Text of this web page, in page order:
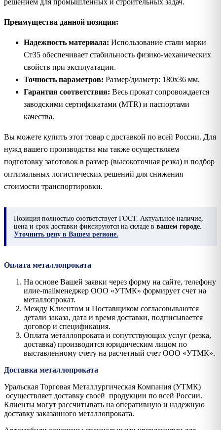
Преимущества данной позиции:
Надежность материала: Использование стали марки
Ст35 обеспечивает стабильность физико-механических
свойств при эксплуатации.
Точность параметров: Размер/диаметр: 180х36 мм.
Гарантия соответствия: Весь прокат сопровождается
заводскими сертификатами (MTR) и паспортами
качества.
Вы можете купить этот товар с доставкой по всей России. Для
нужд вашего производства мы также осуществляем
подготовку заготовок в размер (высокоточная резка) и подбор
оптимальных логистических решений для снижения
стоимости транспортировки.
Позиция полностью соответствует ГОСТ. Актуальное наличие,
цена и срок доставки фиксируются на складе в вашем городе
Уточнить цену в Вашем регионе.
Оплата металлопроката
На основе Вашей заявки через форму на сайте, телефону
илиe-mailменеджер ООО «УТМК» формирует счет на
металлопрокат.
Между Клиентом и Поставщиком согласовываются
детали заказа, дата и время доставки, подписывается
договор и спецификация.
Оплата металлопроката и сопутствующих услуг (резка,
доставка) производится юридическим лицом по
выставленному счету на расчетный счет ООО «УТМК».
Доставка металлопроката
Уральская Торговая Металлургическая Компания (УТМК)
осуществляет доставку своей продукции по всей России.
Клиенты могут рассчитывать на оперативную и надежную
доставку заказанного металлопроката.